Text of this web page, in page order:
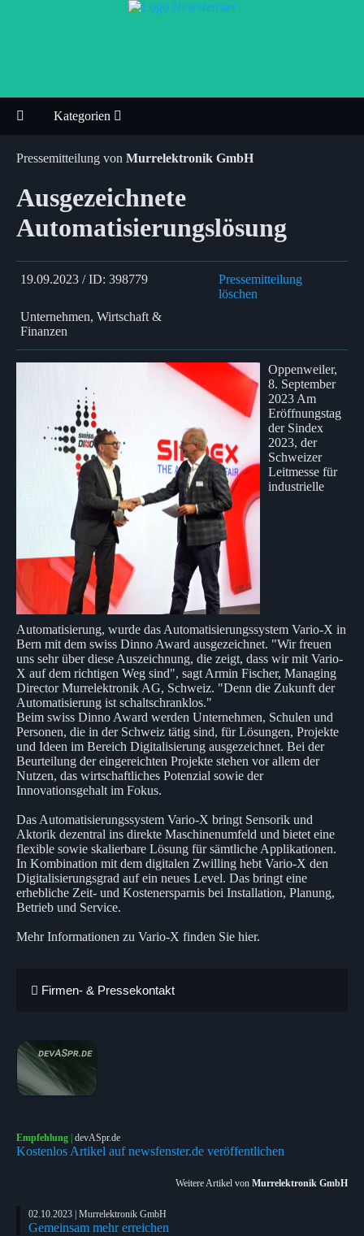
Kategorien
Pressemitteilung von Murrelektronik GmbH
Ausgezeichnete
Automatisierungslösung
19.09.2023 / ID: 398779
Pressemitteilung
löschen
Unternehmen, Wirtschaft &
Finanzen
Oppenweiler,
8. September
2023 Am
Eröffnungstag
der Sindex
2023, der
Schweizer
Leitmesse für
industrielle
Automatisierung, wurde das Automatisierungssystem Vario-X in
Bern mit dem swiss Dinno Award ausgezeichnet. "Wir freuen
uns sehr über diese Auszeichnung, die zeigt, dass wir mit Vario-
X auf dem richtigen Weg sind", sagt Armin Fischer, Managing
Director Murrelektronik AG, Schweiz. "Denn die Zukunft der
Automatisierung ist schaltschranklos."
Beim swiss Dinno Award werden Unternehmen, Schulen und
Personen, die in der Schweiz tätig sind, für Lösungen, Projekte
und Ideen im Bereich Digitalisierung ausgezeichnet. Bei der
Beurteilung der eingereichten Projekte stehen vor allem der
Nutzen, das wirtschaftliches Potenzial sowie der
Innovationsgehalt im Fokus.
Das Automatisierungssystem Vario-X bringt Sensorik und
Aktorik dezentral ins direkte Maschinenumfeld und bietet eine
flexible sowie skalierbare Lösung für sämtliche Applikationen.
In Kombination mit dem digitalen Zwilling hebt Vario-X den
Digitalisierungsgrad auf ein neues Level. Das bringt eine
erhebliche Zeit- und Kostenersparnis bei Installation, Planung,
Betrieb und Service.
Mehr Informationen zu Vario-X finden Sie hier.
Firmen- & Pressekontakt
Empfehlung devASpr.de
Kostenlos Artikel auf newsfenster.de veröffentlichen
Weitere Artikel von Murrelektronik GmbH
02.10.2023 | Murrelektronik GmbH
Gemeinsam mehr erreichen